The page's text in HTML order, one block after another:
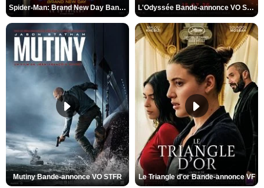
Spider-Man: Brand New Day Bande-annonce VO STFR L'Odyssée Bande-annonce VO STFR
Mutiny Bande-annonce VO STFR Le Triangle d'or Bande-annonce VF